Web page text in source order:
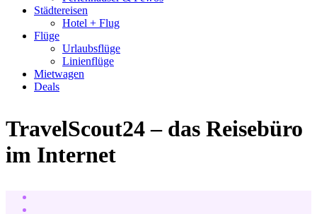
Städtereisen
Hotel + Flug
Flüge
Urlaubsflüge
Linienflüge
Mietwagen
Deals
TravelScout24 – das Reisebüro
im Internet